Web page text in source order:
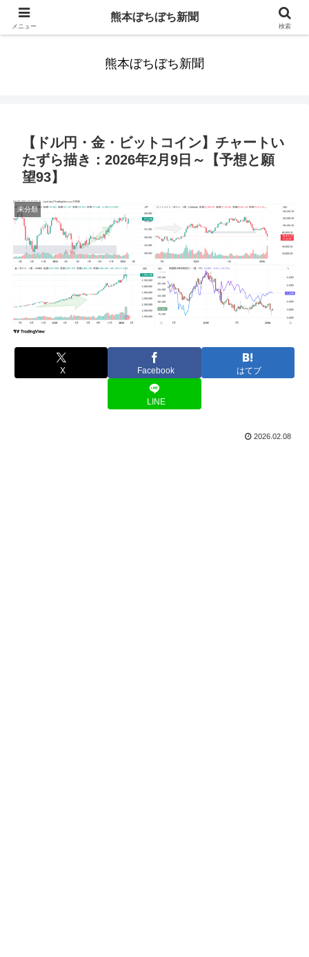
みんなまだ気づかずすごしていたんだわ。ずっといっしょに歩いてゆけるっ
熊本ぼちぼち新聞
【ドル円・金・ビットコイン】チャートい
たずら描き：2026年2月9日～【予想と願
望93】
未分類
X Facebook はてブ
LINE
2026.02.08
メニュー
熊本ぼちぼち新聞
検索